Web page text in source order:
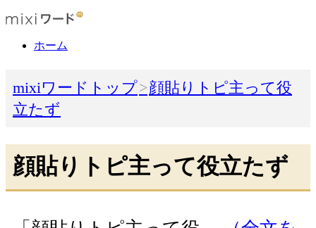
ホーム
mixiワードトップ
顔貼りトピ主って役
立たず
顔貼りトピ主って役立たず